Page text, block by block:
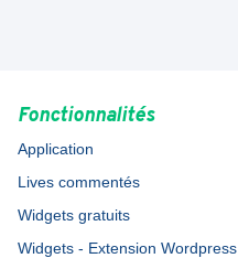
Fonctionnalités
Application
Lives commentés
Widgets gratuits
Widgets - Extension Wordpress